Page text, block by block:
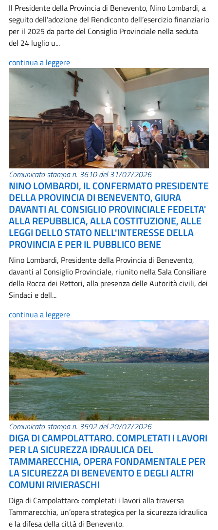
Il Presidente della Provincia di Benevento, Nino Lombardi, a
seguito dell’adozione del Rendiconto dell’esercizio finanziario
per il 2025 da parte del Consiglio Provinciale nella seduta
del 24 luglio u...
continua a leggere
Comunicato stampa n. 3610 del 31/07/2026
NINO LOMBARDI, IL CONFERMATO PRESIDENTE
DELLA PROVINCIA DI BENEVENTO, GIURA
DAVANTI AL CONSIGLIO PROVINCIALE FEDELTA'
ALLA REPUBBLICA, ALLA COSTITUZIONE, ALLE
LEGGI DELLO STATO NELL'INTERESSE DELLA
PROVINCIA E PER IL PUBBLICO BENE
Nino Lombardi, Presidente della Provincia di Benevento,
davanti al Consiglio Provinciale, riunito nella Sala Consiliare
della Rocca dei Rettori, alla presenza delle Autorità civili, dei
Sindaci e dell...
continua a leggere
Comunicato stampa n. 3592 del 20/07/2026
DIGA DI CAMPOLATTARO. COMPLETATI I LAVORI
PER LA SICUREZZA IDRAULICA DEL
TAMMARECCHIA, OPERA FONDAMENTALE PER
LA SICUREZZA DI BENEVENTO E DEGLI ALTRI
COMUNI RIVIERASCHI
Diga di Campolattaro: completati i lavori alla traversa
Tammarecchia, un’opera strategica per la sicurezza idraulica
e la difesa della città di Benevento.